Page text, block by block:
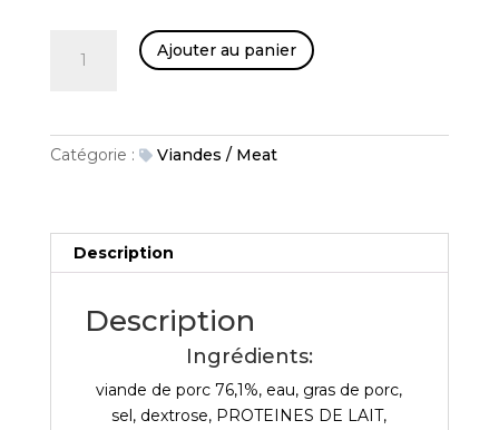
Herta
Ajouter au panier
Catégorie : Viandes / Meat
Description
Description
Ingrédients:
viande de porc 76,1%, eau, gras de porc,
sel, dextrose, PROTEINES DE LAIT,